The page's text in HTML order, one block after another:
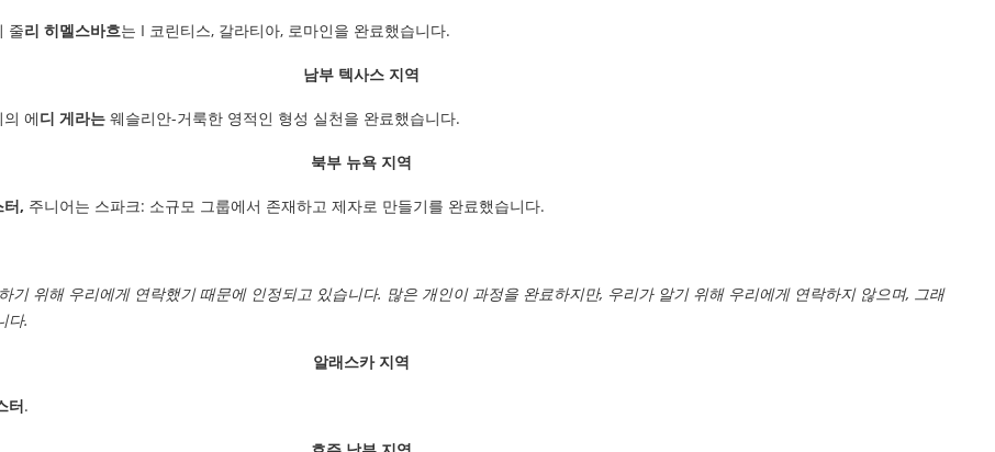
줄리 히멜스바흐는 I 코린티스, 갈라티아, 로마인을 완료했습니다.
남부 텍사스 지역
에디 게라는웨슬리안-거룩한 영적인 형성 실천을 완료했습니다.
북부 뉴욕 지역
터, 주니어는 스파크: 소규모 그룹에서 존재하고 제자로 만들기를 완료했습니다.
기 위해 우리에게 연락했기 때문에 인정되고 있습니다. 많은 개인이 과정을 완료하지만, 우리가 알기 위해 우리에게 연락하지 않으며, 그래
다.
알래스카 지역
터.